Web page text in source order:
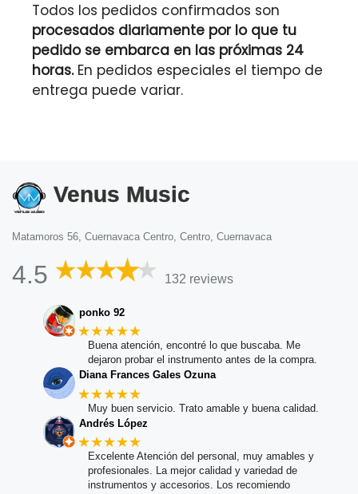
Todos los pedidos confirmados son
procesados diariamente por lo que tu
pedido se embarca en las próximas 24
horas.En pedidos especiales el tiempo de
entrega puede variar.
Venus Music
Matamoros 56, Cuernavaca Centro, Centro, Cuernavaca
4.5 132 reviews
ponko 92
★★★★★
Buena atención, encontré lo que buscaba. Me
dejaron probar el instrumento antes de la compra.
Diana Frances Gales Ozuna
★★★★★
Muy buen servicio. Trato amable y buena calidad.
Andrés López
★★★★★
Excelente Atención del personal, muy amables y
profesionales. La mejor calidad y variedad de
instrumentos y accesorios. Los recomiendo